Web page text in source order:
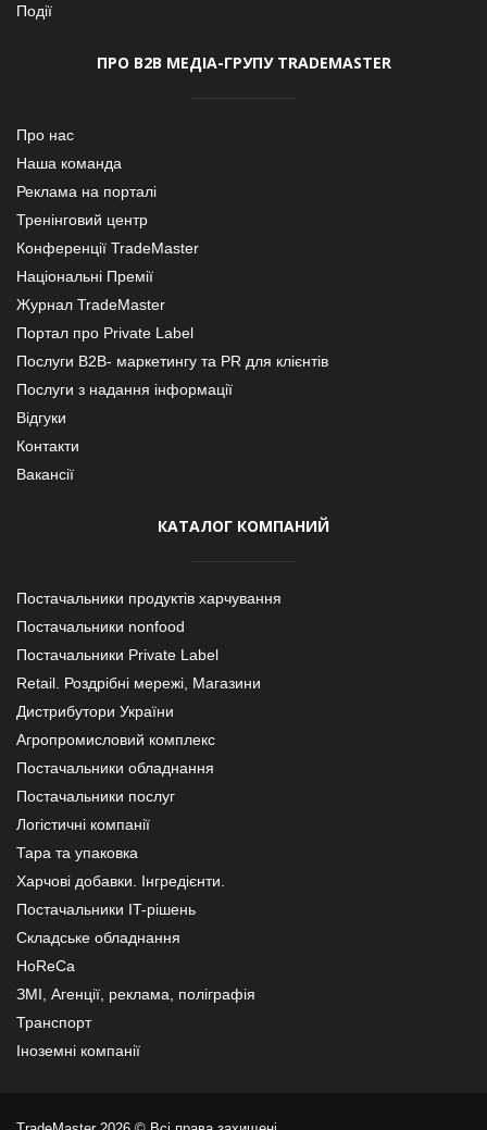
Події
ПРО В2В МЕДІА-ГРУПУ TRADEMASTER
Про нас
Наша команда
Реклама на порталі
Тренінговий центр
Конференції TradeMaster
Національні Премії
Журнал TradeMaster
Портал про Private Label
Послуги В2В- маркетингу та PR для клієнтів
Послуги з надання інформації
Відгуки
Контакти
Вакансії
КАТАЛОГ КОМПАНИЙ
Постачальники продуктів харчування
Постачальники nonfood
Постачальники Private Label
Retail. Роздрібні мережі, Магазини
Дистрибутори України
Агропромисловий комплекс
Постачальники обладнання
Постачальники послуг
Логістичні компанії
Тара та упаковка
Харчові добавки. Інгредієнти.
Постачальники IT-рішень
Складське обладнання
HoReCa
ЗМІ, Агенції, реклама, поліграфія
Транспорт
Іноземні компанії